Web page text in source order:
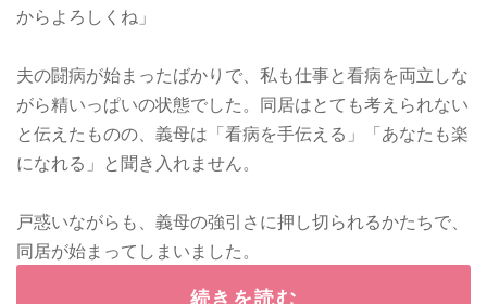
からよろしくね」
夫の闘病が始まったばかりで、私も仕事と看病を両立しな
がら精いっぱいの状態でした。同居はとても考えられない
と伝えたものの、義母は「看病を手伝える」「あなたも楽
になれる」と聞き入れません。
戸惑いながらも、義母の強引さに押し切られるかたちで、
同居が始まってしまいました。
続きを読む